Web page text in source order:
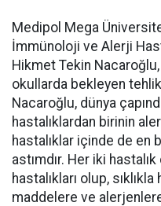
Medipol Mega
İmmünoloji ve Alerji
Hikmet Tekin
okullarda bekleyen
Nacaroğlu, dünya
hastalıklardan birinin
hastalıklar içinde de en
astımdır. Her iki
hastalıkları olup,
maddelere ve